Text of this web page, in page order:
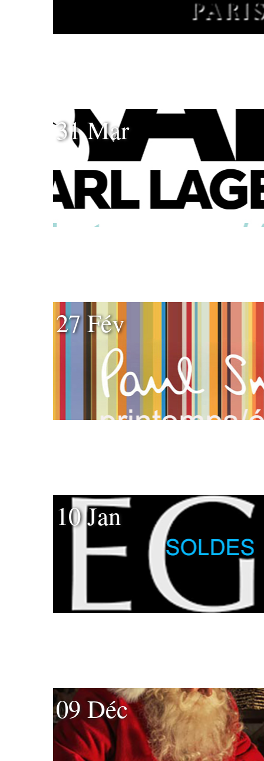
31 Mar
27 Fév
10 Jan
09 Déc